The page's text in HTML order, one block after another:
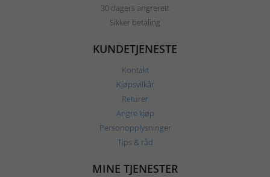
30 dagers angrerett
Sikker betaling
KUNDETJENESTE
Kontakt
Kjøpsvilkår
Returer
Angre kjøp
Personopplysninger
Tips & råd
MINE TJENESTER